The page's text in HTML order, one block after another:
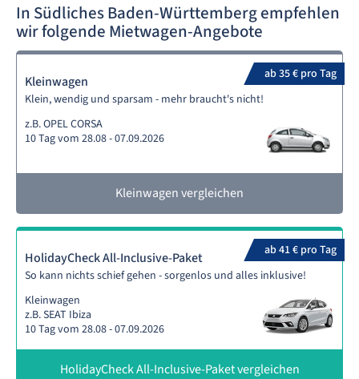
In Südliches Baden-Württemberg empfehlen
wir folgende Mietwagen-Angebote
ab 35 € pro Tag
Kleinwagen
Klein, wendig und sparsam - mehr braucht's nicht!
z.B. OPEL CORSA
10 Tag vom 28.08 - 07.09.2026
Kleinwagen vergleichen
ab 41 € pro Tag
HolidayCheck All-Inclusive-Paket
So kann nichts schief gehen - sorgenlos und alles inklusive!
Kleinwagen
z.B. SEAT Ibiza
10 Tag vom 28.08 - 07.09.2026
HolidayCheck All-Inclusive-Paket vergleichen